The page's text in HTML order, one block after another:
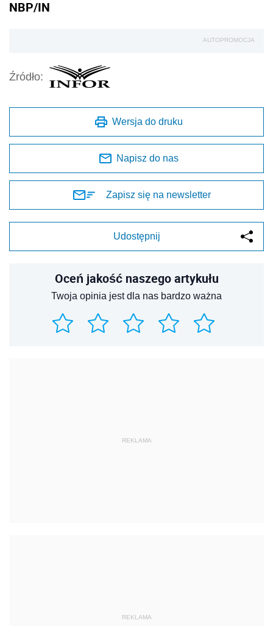
NBP/IN
AUTOPROMOCJA
Źródło:
Wersja do druku
Napisz do nas
Zapisz się na newsletter
Udostępnij
Oceń jakość naszego artykułu
Twoja opinia jest dla nas bardzo ważna
REKLAMA
REKLAMA